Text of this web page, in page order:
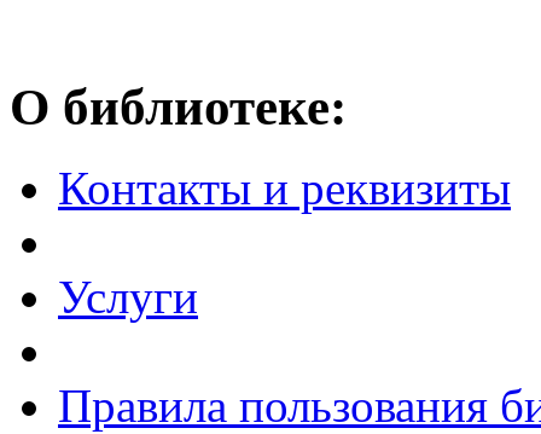
О библиотеке:
Контакты и реквизиты
Услуги
Правила пользования